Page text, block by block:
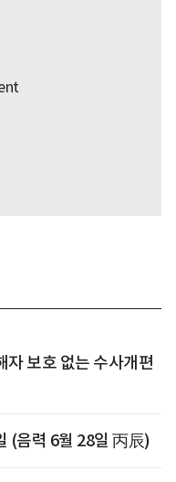
보호 없는 수사개편
(음력 6월 28일 丙辰)